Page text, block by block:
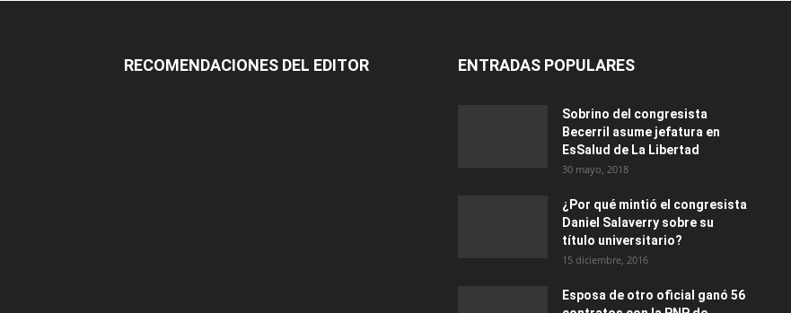
RECOMENDACIONES DEL EDITOR ENTRADAS POPULARES
Sobrino del congresista
Becerril asume jefatura en
EsSalud de La Libertad
30 mayo, 2018
¿Por qué mintió el congresista
Daniel Salaverry sobre su
título universitario?
15 diciembre, 2016
Esposa de otro oficial ganó 56